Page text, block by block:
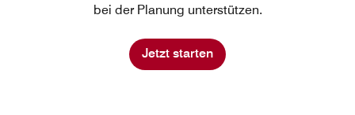
bei der Planung unterstützen.
Jetzt starten